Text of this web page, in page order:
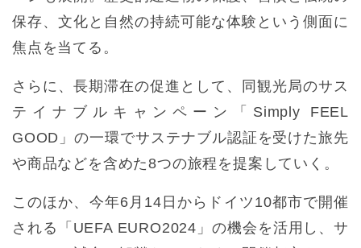
保存、文化と自然の持続可能な体験という側面に
焦点を当てる。
さらに、長期滞在の促進として、同観光局のサス
テイナブルキャンペーン「Simply FEEL
GOOD」の一環でサステナブル認証を受けた旅先
や商品などを含めた8つの旅程を提案していく。
このほか、今年6月14日からドイツ10都市で開催
される「UEFA EURO2024」の機会を活用し、サ